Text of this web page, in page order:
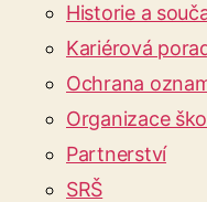
Historie a
Kariérová
Ochrana
Organizace
Partnerství
SRŠ